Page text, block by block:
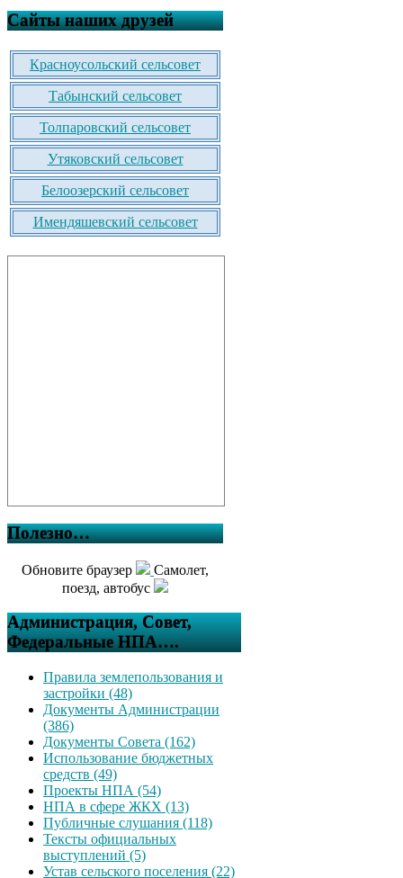
Сайты наших друзей
Красноусольский сельсовет
Табынский сельсовет
Толпаровский сельсовет
Утяковский сельсовет
Белоозерский сельсовет
Имендяшевский сельсовет
Полезно…
Обновите браузер
Самолет,
поезд, автобус
Администрация, Совет,
Федеральные НПА….
Правила землепользования и
застройки (48)
Документы Администрации
(386)
Документы Совета (162)
Использование бюджетных
средств (49)
Проекты НПА (54)
НПА в сфере ЖКХ (13)
Публичные слушания (118)
Тексты официальных
выступлений (5)
Устав сельского поселения (22)